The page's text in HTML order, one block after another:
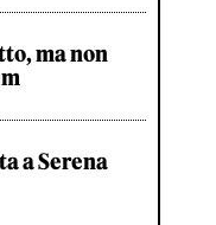
ma non
a Serena